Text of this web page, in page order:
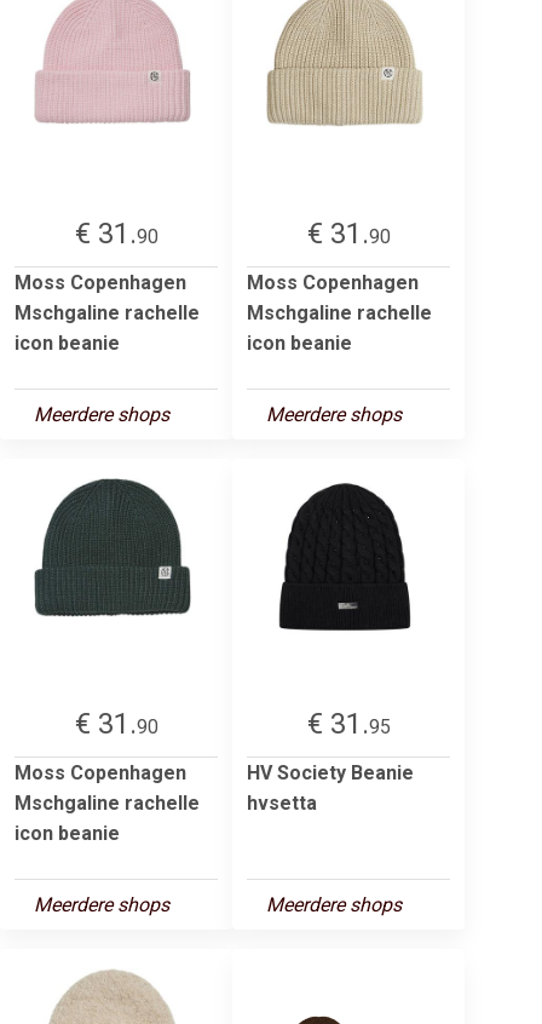
€ 31.90
Moss Copenhagen
Mschgaline rachelle
icon beanie
Meerdere shops
€ 31.90
Moss Copenhagen
Mschgaline rachelle
icon beanie
Meerdere shops
€ 31.90
Moss Copenhagen
Mschgaline rachelle
icon beanie
Meerdere shops
€ 31.95
HV Society Beanie
hvsetta
Meerdere shops